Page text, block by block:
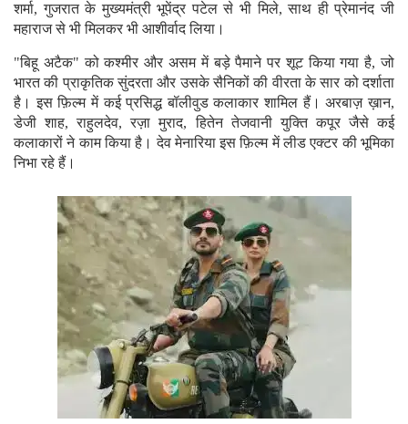
शर्मा, गुजरात के मुख्यमंत्री भूपेंद्र पटेल से भी मिले, साथ ही प्रेमानंद जी
महाराज से भी मिलकर भी आशीर्वाद लिया।
"बिहू अटैक" को कश्मीर और असम में बड़े पैमाने पर शूट किया गया है, जो
भारत की प्राकृतिक सुंदरता और उसके सैनिकों की वीरता के सार को दर्शाता
है। इस फ़िल्म में कई प्रसिद्ध बॉलीवुड कलाकार शामिल हैं। अरबाज़ ख़ान,
डेजी शाह, राहुलदेव, रज़ा मुराद, हितेन तेजवानी युक्ति कपूर जैसे कई
कलाकारों ने काम किया है। देव मेनारिया इस फ़िल्म में लीड एक्टर की भूमिका
निभा रहे हैं।